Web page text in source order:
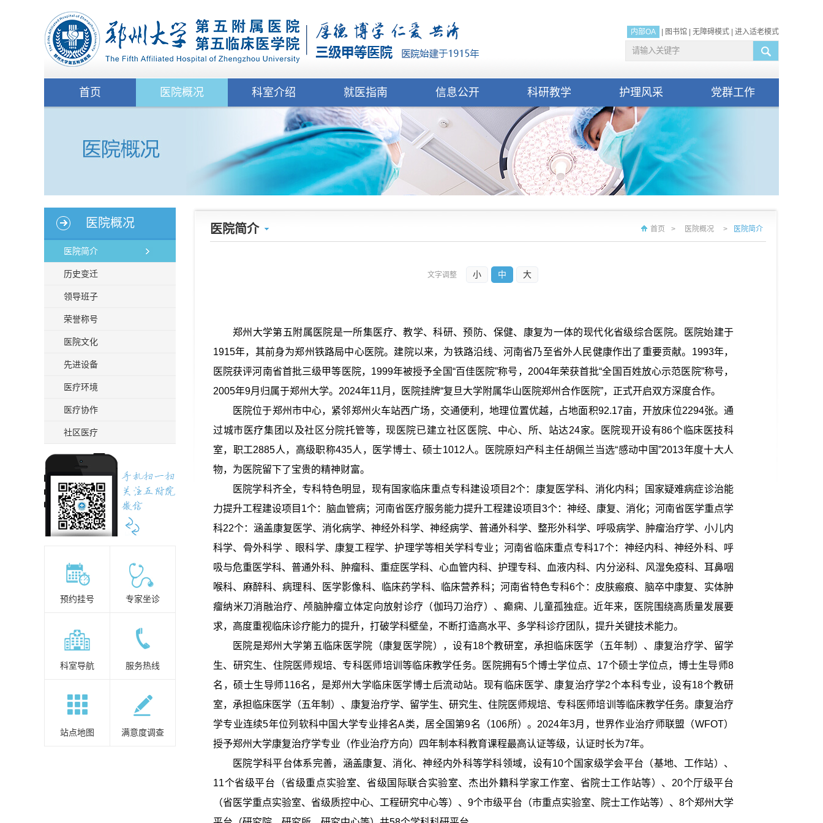
内部OA 图书馆 无障碍模式 进入适老模式
首页 医院概况 科室介绍 就医指南 信息公开 科研教学 护理风采 党群工作
医院概况
医院简介
历史变迁
领导班子
荣誉称号
医院文化
先进设备
医疗环境
医疗协作
社区医疗
预约挂号 专家坐诊
科室导航 服务热线
站点地图 满意度调查
医院简介 首页 > 医院概况 > 医院简介
文字调整 小 中 大
郑州大学第五附属医院是一所集医疗、教学、科研、预防、保健、康复为一体的现代化省级综合医院。医院始建于
1915年，其前身为郑州铁路局中心医院。建院以来，为铁路沿线、河南省乃至省外人民健康作出了重要贡献。1993年，
医院获评河南省首批三级甲等医院，1999年被授予全国“百佳医院”称号，2004年荣获首批“全国百姓放心示范医院”称号，
2005年9月归属于郑州大学。2024年11月，医院挂牌“复旦大学附属华山医院郑州合作医院”，正式开启双方深度合作。
医院位于郑州市中心，紧邻郑州火车站西广场，交通便利，地理位置优越，占地面积92.17亩，开放床位2294张。通
过城市医疗集团以及社区分院托管等，现医院已建立社区医院、中心、所、站达24家。医院现开设有86个临床医技科
室，职工2885人，高级职称435人，医学博士、硕士1012人。医院原妇产科主任胡佩兰当选“感动中国”2013年度十大人
物，为医院留下了宝贵的精神财富。
医院学科齐全，专科特色明显，现有国家临床重点专科建设项目 2个：康复医学科、消化内科；国家疑难病症诊治能
力提升工程建设项目1个：脑血管病；河南省医疗服务能力提升工程建设项目3个：神经、康复、消化；河南省医学重点学
科22个：涵盖康复医学、消化病学、神经外科学、神经病学、普通外科学、整形外科学、呼吸病学、肿瘤治疗学、小儿内
科学、骨外科学 、眼科学、康复工程学、护理学等相关学科专业；河南省临床重点专科17个：神经内科、神经外科、呼
吸与危重医学科、普通外科、肿瘤科、重症医学科、心血管内科、护理专科、血液内科、内分泌科、风湿免疫科、耳鼻咽
喉科、麻醉科、病理科、医学影像科、临床药学科、临床营养科；河南省特色专科6个：皮肤瘢痕、脑卒中康复、实体肿
瘤纳米刀消融治疗、颅脑肿瘤立体定向放射诊疗（伽玛刀治疗）、癫痫、儿童孤独症。近年来，医院围绕高质量发展要
求，高度重视临床诊疗能力的提升，打破学科壁垒，不断打造高水平、多学科诊疗团队，提升关键技术能力。
医院是郑州大学第五临床医学院（康复医学院），设有18个教研室，承担临床医学（五年制）、康复治疗学、留学
生、研究生、住院医师规培、专科医师培训等临床教学任务。医院拥有5个博士学位点、17个硕士学位点，博士生导师8
名，硕士生导师116名，是郑州大学临床医学博士后流动站。现有临床医学、康复治疗学2个本科专业，设有18个教研
室，承担临床医学（五年制）、康复治疗学、留学生、研究生、住院医师规培、专科医师培训等临床教学任务。康复治疗
学专业连续5年位列软科中国大学专业排名A类，居全国第9名（106所）。2024年3月，世界作业治疗师联盟（WFOT）
授予郑州大学康复治疗学专业（作业治疗方向）四年制本科教育课程最高认证等级，认证时长为7年。
医院学科平台体系完善，涵盖康复、消化、神经内外科等学科领域，设有10个国家级学会平台（基地、工作站）、
11个省级平台（省级重点实验室、省级国际联合实验室、杰出外籍科学家工作室、省院士工作站等）、20个厅级平台
（省医学重点实验室、省级质控中心、工程研究中心等）、9个市级平台（市重点实验室、院士工作站等）、8个郑州大学